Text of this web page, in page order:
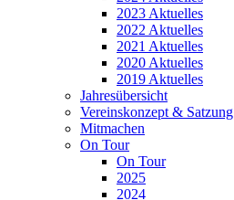
2023 Aktuelles
2022 Aktuelles
2021 Aktuelles
2020 Aktuelles
2019 Aktuelles
Jahresübersicht
Vereinskonzept & Satzung
Mitmachen
On Tour
On Tour
2025
2024